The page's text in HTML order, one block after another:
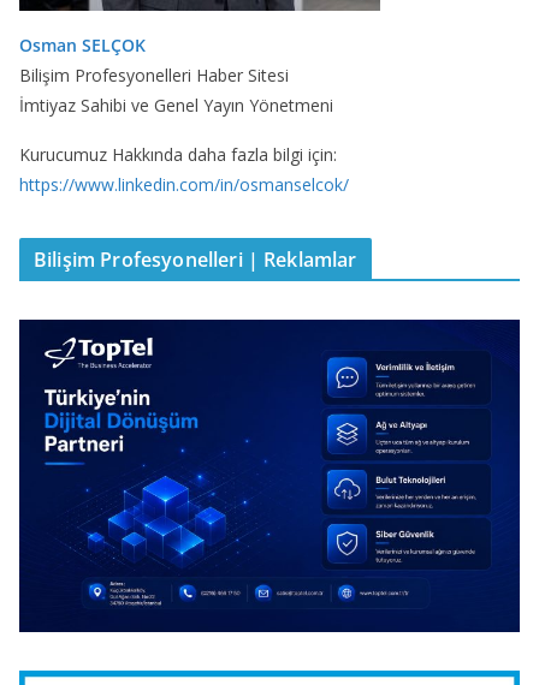
Osman SELÇOK
Bilişim Profesyonelleri Haber Sitesi
İmtiyaz Sahibi ve Genel Yayın Yönetmeni
Kurucumuz Hakkında daha fazla bilgi için:
https://www.linkedin.com/in/osmanselcok/
Bilişim Profesyonelleri | Reklamlar